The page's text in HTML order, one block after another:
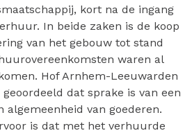
kort na de ingang
In beide zaken is de koop
van het gebouw tot stand
waren al
Hof Arnhem-Leeuwarden
dat sprake is van een
algemeenheid van goederen.
is dat met het verhuurde